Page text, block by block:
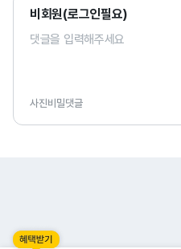
비회원(로그인필요)
사진비밀댓글